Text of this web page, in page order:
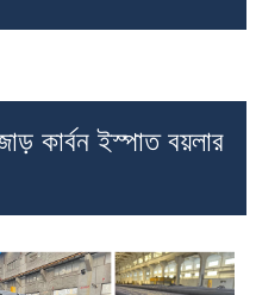
কার্বন ইস্পাত বয়লার